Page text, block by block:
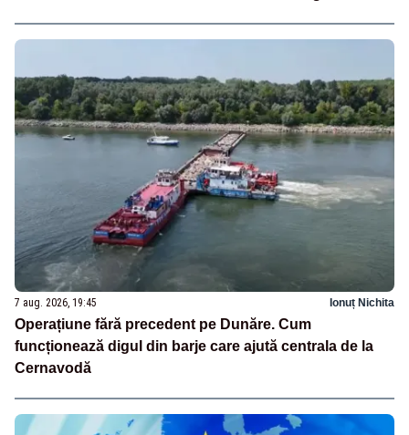
7 aug. 2026, 19:45 Ionuț Nichita
Operațiune fără precedent pe Dunăre. Cum
funcționează digul din barje care ajută centrala de la
Cernavodă